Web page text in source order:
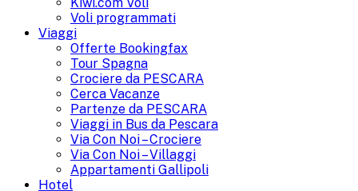
Voli programmati
Viaggi
Offerte Bookingfax
Tour Spagna
Crociere da PESCARA
Cerca Vacanze
Partenze da PESCARA
Viaggi in Bus da Pescara
Via Con Noi – Crociere
Via Con Noi – Villaggi
Appartamenti Gallipoli
Hotel